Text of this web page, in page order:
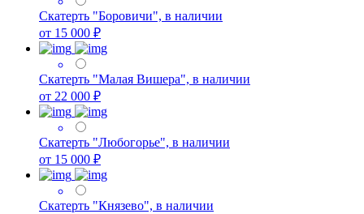
Скатерть "Боровичи", в наличии
от 15 000 ₽
Скатерть "Малая Вишера", в наличии
от 22 000 ₽
Скатерть "Любогорье", в наличии
от 15 000 ₽
Скатерть "Князево", в наличии